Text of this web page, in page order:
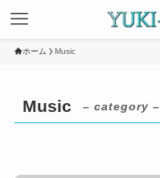
ホーム Music
Music – category –